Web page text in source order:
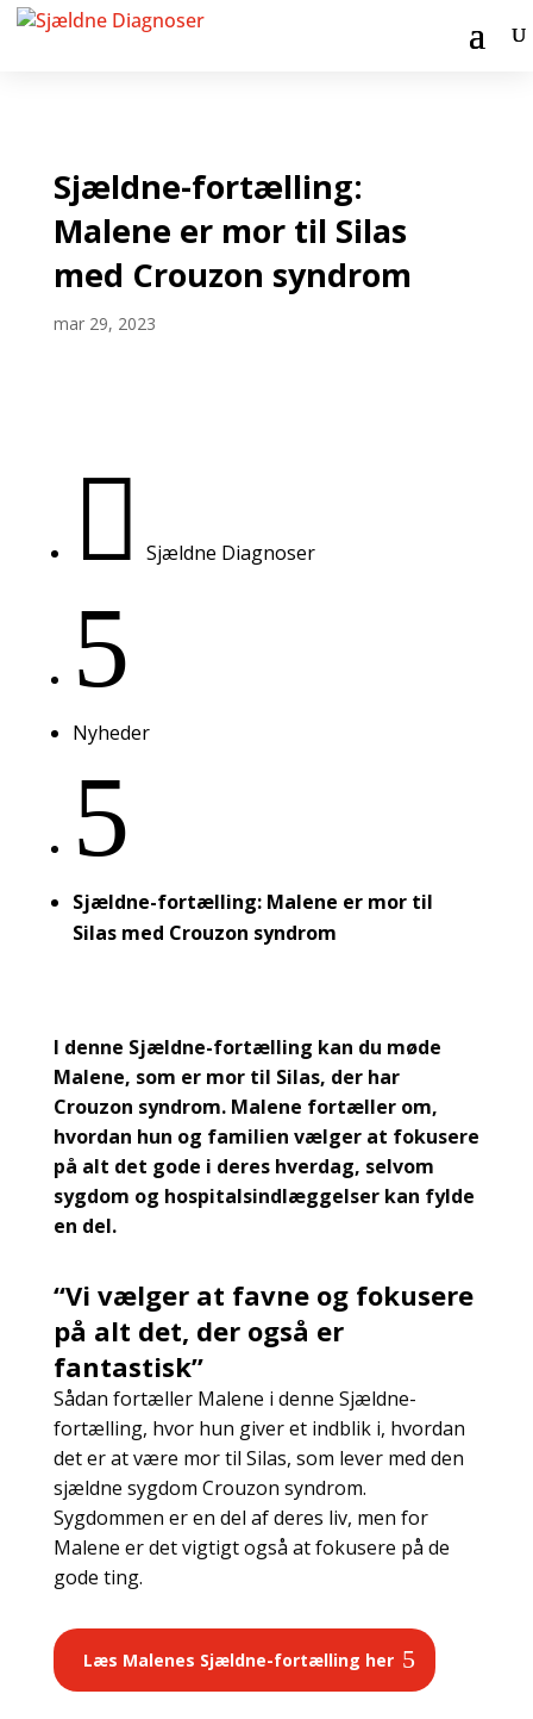
Sjældne-fortælling:
Malene er mor til Silas
med Crouzon syndrom
mar 29, 2023
 Sjældne Diagnoser
5
Nyheder
5
Sjældne-fortælling: Malene er mor til
Silas med Crouzon syndrom
I denne Sjældne-fortælling kan du møde
Malene, som er mor til Silas, der har
Crouzon syndrom. Malene fortæller om,
hvordan hun og familien vælger at fokusere
på alt det gode i deres hverdag, selvom
sygdom og hospitalsindlæggelser kan fylde
en del.
“Vi vælger at favne og fokusere
på alt det, der også er
fantastisk”
Sådan fortæller Malene i denne Sjældne-
fortælling, hvor hun giver et indblik i, hvordan
det er at være mor til Silas, som lever med den
sjældne sygdom Crouzon syndrom.
Sygdommen er en del af deres liv, men for
Malene er det vigtigt også at fokusere på de
gode ting.
Læs Malenes Sjældne-fortælling her